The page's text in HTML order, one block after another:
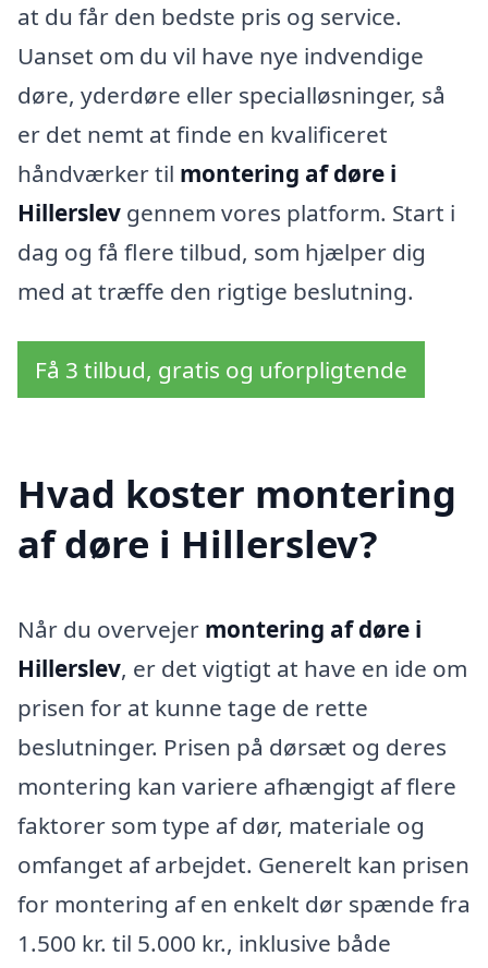
at du får den bedste pris og service.
Uanset om du vil have nye indvendige
døre, yderdøre eller specialløsninger, så
er det nemt at finde en kvalificeret
håndværker til montering af døre i
Hillerslev gennem vores platform. Start i
dag og få flere tilbud, som hjælper dig
med at træffe den rigtige beslutning.
Få 3 tilbud, gratis og uforpligtende
Hvad koster montering
af døre i Hillerslev?
Når du overvejer montering af døre i
Hillerslev, er det vigtigt at have en ide om
prisen for at kunne tage de rette
beslutninger. Prisen på dørsæt og deres
montering kan variere afhængigt af flere
faktorer som type af dør, materiale og
omfanget af arbejdet. Generelt kan prisen
for montering af en enkelt dør spænde fra
1.500 kr. til 5.000 kr., inklusive både